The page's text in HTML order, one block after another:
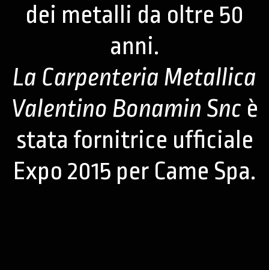
dei metalli da oltre 50
anni.
La Carpenteria Metallica
Valentino Bonamin Snc è
stata fornitrice ufficiale
Expo 2015 per Came Spa.